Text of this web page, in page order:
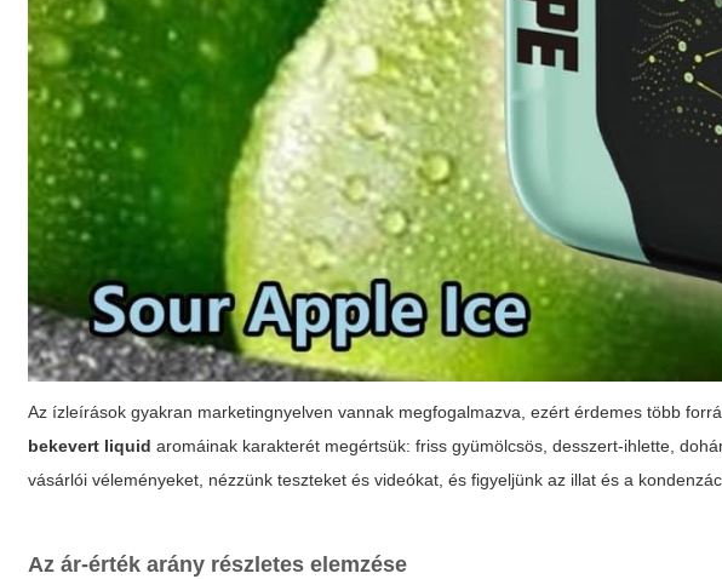
Az ízleírások gyakran marketingnyelven vannak megfogalmazva, ezért érdemes több
bekevert liquid aromáinak karakterét megértsük: friss gyümölcsös, desszert-ihlette,
vásárlói véleményeket, nézzünk teszteket és videókat, és figyeljünk az illat és a
Az ár-érték arány részletes elemzése